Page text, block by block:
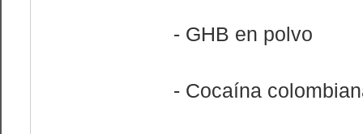
- GHB en polvo
- Cocaína